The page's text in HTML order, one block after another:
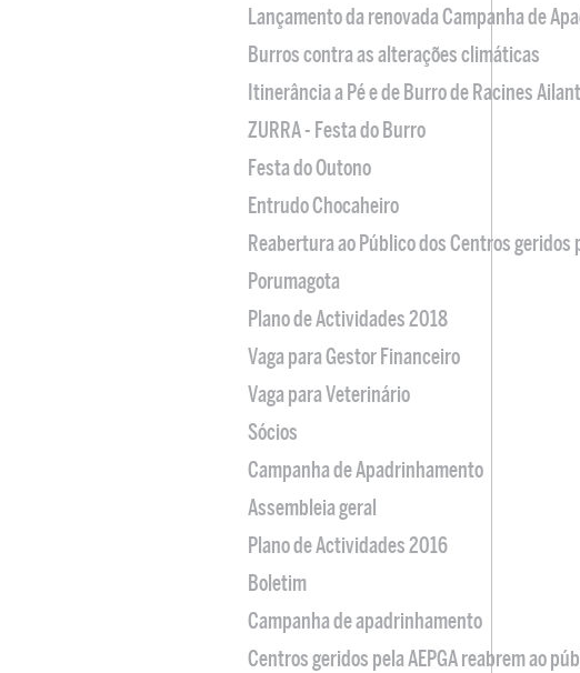
Lançamento da renovada Campanha de
Burros contra as alterações climáticas
Itinerância a Pé e de Burro de Racines
ZURRA - Festa do Burro
Festa do Outono
Entrudo Chocaheiro
Reabertura ao Público dos Centros geridos
Porumagota
Plano de Actividades 2018
Vaga para Gestor Financeiro
Vaga para Veterinário
Sócios
Campanha de Apadrinhamento
Assembleia geral
Plano de Actividades 2016
Boletim
Campanha de apadrinhamento
Centros geridos pela AEPGA reabrem ao